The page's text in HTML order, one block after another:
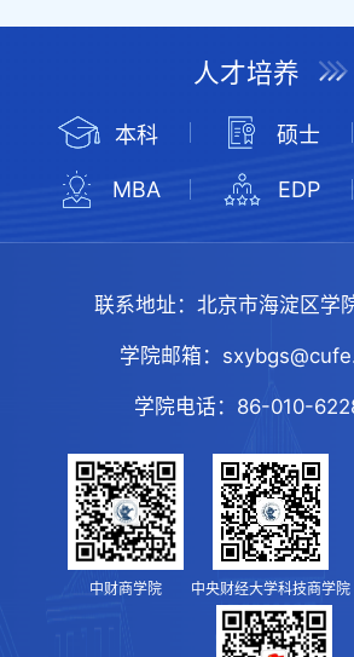
人才培养
本科 硕士
MBA EDP
联系地址： 北京市海淀区学
学院邮箱：
学院电话： 86-010-
中财商学院 中央财经大学科技商学院